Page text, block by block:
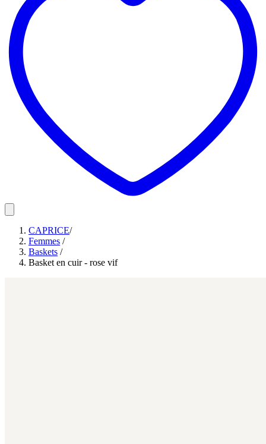
CAPRICE/
Femmes /
Baskets /
Basket en cuir - rose vif